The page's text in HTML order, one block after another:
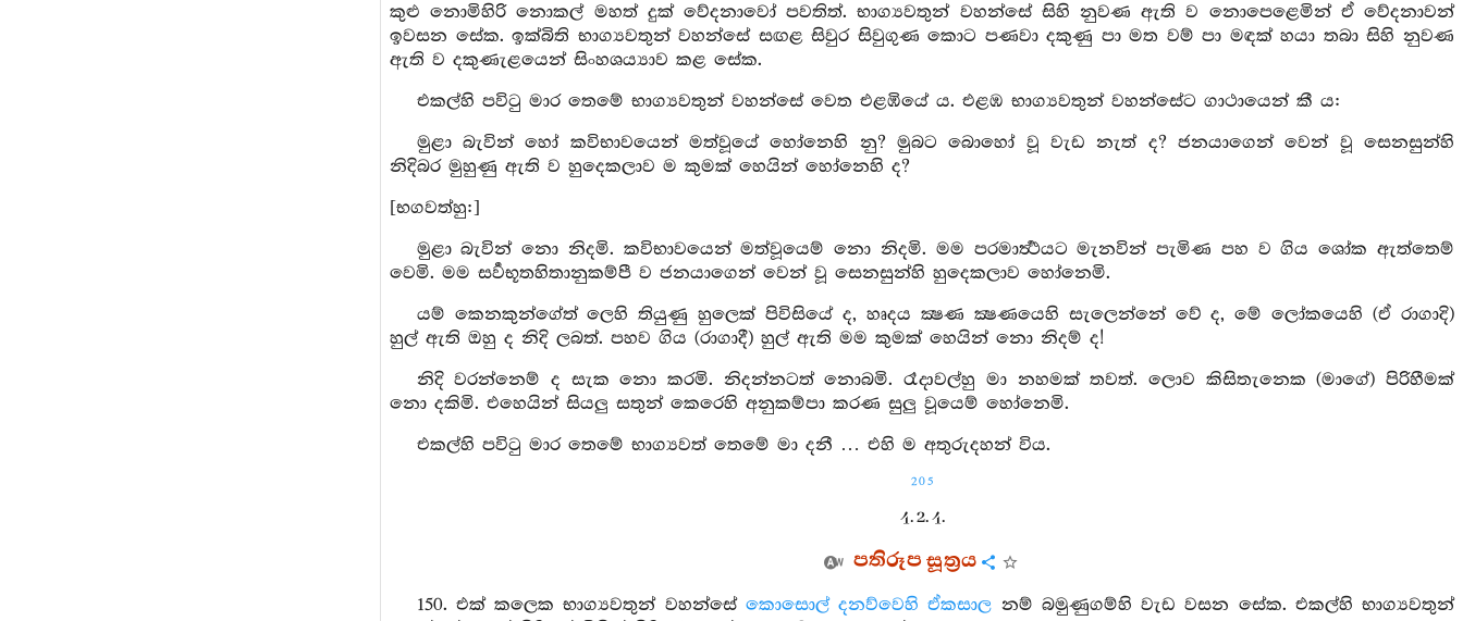
කුළු නොමිහිරි නොකල් මහත් දුක් වේදනාවෝ පවතිත්. භාග්‍යවතුන් වහන්සේ සිහි නුවණ ඇති ව නොපෙළෙමින් ඒ වේදනාවන්
ඉවසන සේක. ඉක්බිති භාග්‍යවතුන් වහන්සේ සඟළ සිවුර සිවුගුණ කොට පණවා දකුණු පා මත වම් පා මඳක් හයා තබා සිහි නුවණ
ඇති ව දකුණැළයෙන් සිංහශය්‍යාව කළ සේක.
එකල්හි පවිටු මාර තෙමේ භාග්‍යවතුන් වහන්සේ වෙත එළඹියේ ය. එළඹ භාග්‍යවතුන් වහන්සේට ගාථායෙන් කී ය:
මුළා බැවින් හෝ කවිභාවයෙන් මත්වූයේ හෝනෙහි නු? මුබට බොහෝ වූ වැඩ නැත් ද? ජනයාගෙන් වෙන් වූ සෙනසුන්හි
නිදිබර මුහුණු ඇති ව හුදෙකලාව ම කුමක් හෙයින් හෝනෙහි ද?
[භගවත්හු:]
මුළා බැවින් නො නිදමි. කවිභාවයෙන් මත්වූයෙම් නො නිදමි. මම පරමාර්‍ත්‍ථයට මැනවින් පැමිණ පහ ව ගිය ශෝක ඇත්තෙම්
වෙමි. මම සර්‍වභූතහිතානුකම්පී ව ජනයාගෙන් වෙන් වූ සෙනසුන්හි හුදෙකලාව හෝනෙමි.
යම් කෙනකුන්ගේත් ලෙහි තියුණු හුලෙක් පිවිසියේ ද, හෘදය ක්‍ෂණ ක්‍ෂණයෙහි සැලෙන්නේ වේ ද, මේ ලෝකයෙහි (ඒ රාගාදි)
හුල් ඇති ඔහු ද නිදි ලබත්. පහව ගිය (රාගාදී) හුල් ඇති මම කුමක් හෙයින් නො නිදම් ද!
නිදි වරන්නෙම් ද සැක නො කරමි. නිදන්නටත් නොබමි. රෑදාවල්හු මා නහමක් තවත්. ලොව කිසිතැනෙක (මාගේ) පිරිහීමක්
නො දකිමි. එහෙයින් සියලු සතුන් කෙරෙහි අනුකම්පා කරණ සුලු වූයෙම් හෝනෙමි.
එකල්හි පවිටු මාර තෙමේ භාග්‍යවත් තෙමේ මා දනී … එහි ම අතුරුදහන් විය.
205
4. 2. 4.
පතිරූප සූත්‍රය
150. එක් කලෙක භාග්‍යවතුන් වහන්සේ කොසොල් දනව්වෙහි ඒකසාල නම් බමුණුගම්හි වැඩ වසන සේක. එකල්හි භාග්‍යවතුන්